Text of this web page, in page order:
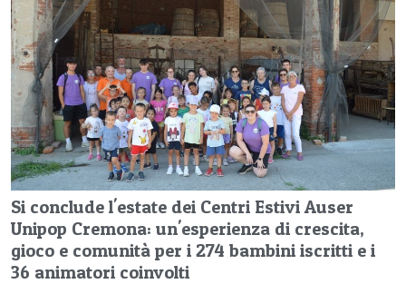
Si conclude l'estate dei Centri Estivi Auser
Unipop Cremona: un'esperienza di crescita,
gioco e comunità per i 274 bambini iscritti e i
36 animatori coinvolti